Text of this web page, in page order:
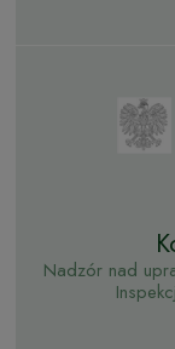
Nadzór nad